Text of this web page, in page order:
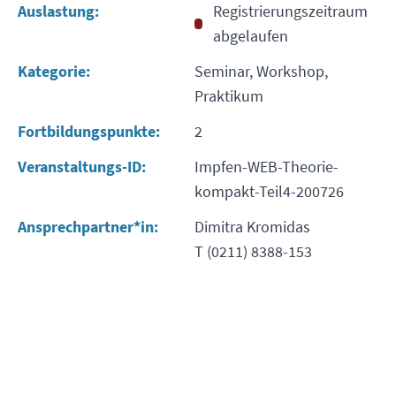
Auslastung:
Registrierungszeitraum
abgelaufen
Kategorie:
Seminar, Workshop,
Praktikum
Fortbildungspunkte:
2
Veranstaltungs-ID:
Impfen-WEB-Theorie-
kompakt-Teil4-200726
Ansprechpartner*in:
Dimitra Kromidas
T (0211) 8388-153